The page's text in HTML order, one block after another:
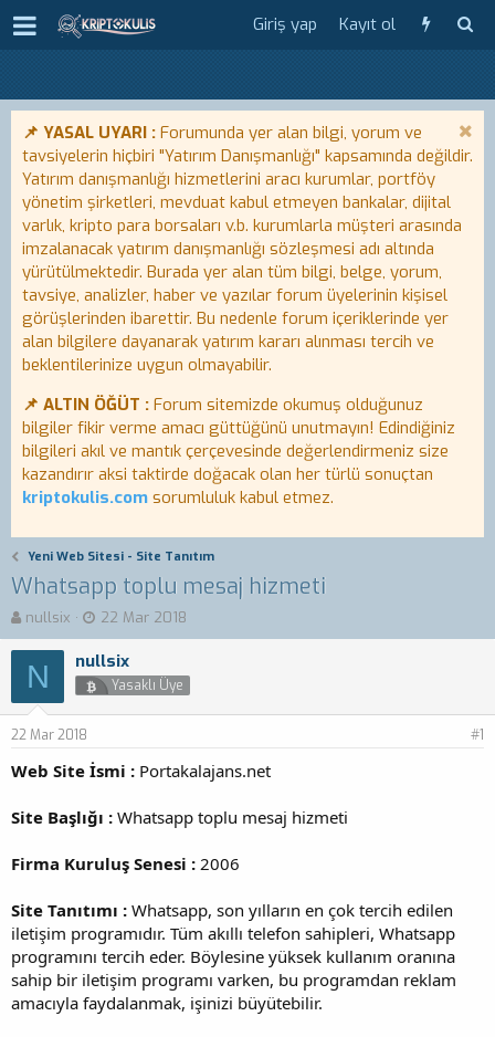
Giriş yap Kayıt ol
📌 YASAL UYARI : Forumunda yer alan bilgi, yorum ve
tavsiyelerin hiçbiri "Yatırım Danışmanlığı" kapsamında değildir.
Yatırım danışmanlığı hizmetlerini aracı kurumlar, portföy
yönetim şirketleri, mevduat kabul etmeyen bankalar, dijital
varlık, kripto para borsaları v.b. kurumlarla müşteri arasında
imzalanacak yatırım danışmanlığı sözleşmesi adı altında
yürütülmektedir. Burada yer alan tüm bilgi, belge, yorum,
tavsiye, analizler, haber ve yazılar forum üyelerinin kişisel
görüşlerinden ibarettir. Bu nedenle forum içeriklerinde yer
alan bilgilere dayanarak yatırım kararı alınması tercih ve
beklentilerinize uygun olmayabilir.
📌 ALTIN ÖĞÜT : Forum sitemizde okumuş olduğunuz
bilgiler fikir verme amacı güttüğünü unutmayın! Edindiğiniz
bilgileri akıl ve mantık çerçevesinde değerlendirmeniz size
kazandırır aksi taktirde doğacak olan her türlü sonuçtan
kriptokulis.com sorumluluk kabul etmez.
Yeni Web Sitesi - Site Tanıtım
Whatsapp toplu mesaj hizmeti
K
o
n
b
y
u
a
l
a
nullsix
B
a
ş
l
a
n
ç
a
h
22 Mar 2018
N nullsix
Yasaklı Üye
22 Mar 2018 #1
Web Site İsmi : Portakalajans.net
Site Başlığı : Whatsapp toplu mesaj hizmeti
Firma Kuruluş Senesi : 2006
Site Tanıtımı : Whatsapp, son yılların en çok tercih edilen
iletişim programıdır. Tüm akıllı telefon sahipleri, Whatsapp
programını tercih eder. Böylesine yüksek kullanım oranına
sahip bir iletişim programı varken, bu programdan reklam
amacıyla faydalanmak, işinizi büyütebilir.